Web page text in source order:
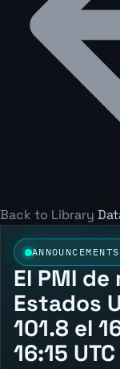
Back to Library
ANNOUNCEMENTS
El PMI
Estados
101.8 el
16:15 UTC